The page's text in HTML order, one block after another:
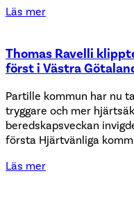
Läs mer
Thomas Ravelli
först i Västra
Partille kommun har nu
tryggare och mer
beredskapsveckan
första Hjärtvänliga
Läs mer